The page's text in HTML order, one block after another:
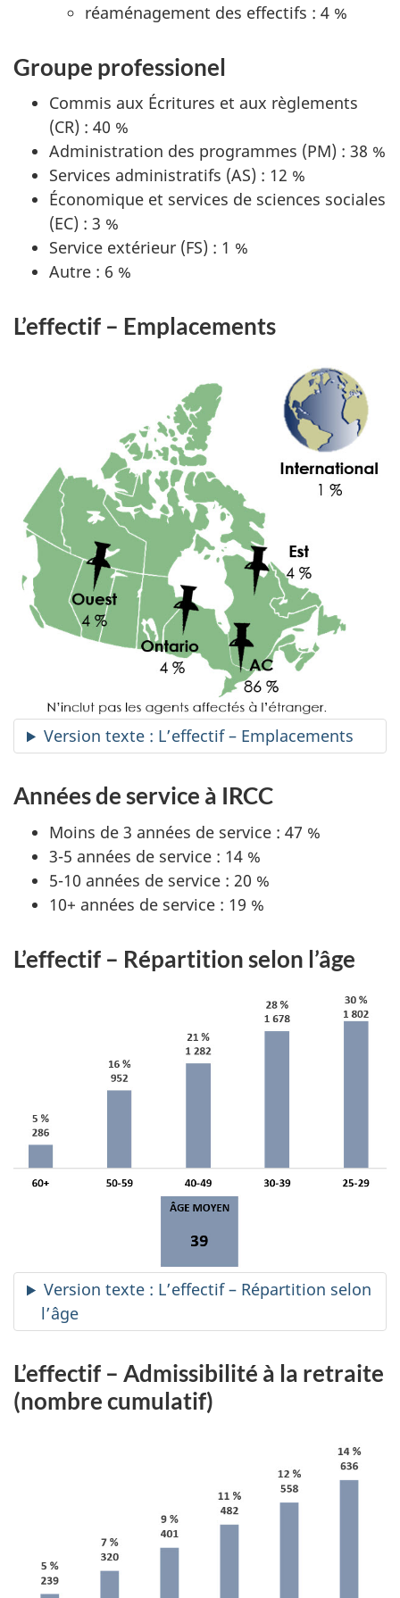
réaménagement des effectifs : 4 %
Groupe professionel
Commis aux Écritures et aux règlements
(CR) : 40 %
Administration des programmes (PM) : 38 %
Services administratifs (AS) : 12 %
Économique et services de sciences sociales
(EC) : 3 %
Service extérieur (FS) : 1 %
Autre : 6 %
L’effectif – Emplacements
Version texte : L’effectif – Emplacements
Années de service à IRCC
Moins de 3 années de service : 47 %
3-5 années de service : 14 %
5-10 années de service : 20 %
10+ années de service : 19 %
L’effectif – Répartition selon l’âge
Version texte : L’effectif – Répartition selon
l’âge
L’effectif – Admissibilité à la retraite
(nombre cumulatif)